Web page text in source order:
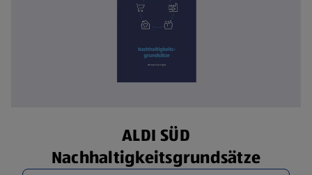
ALDI SÜD
Nachhaltigkeitsgrundsätze